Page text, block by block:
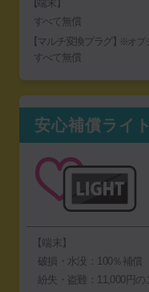
【端末】
すべて無償
【マルチ変換プラグ】※オプ
すべて無償
安心補償ライト
【端末】
破損・水没：100％補償
紛失・盗難：11,000円の